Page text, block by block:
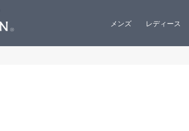
メンズ レディース